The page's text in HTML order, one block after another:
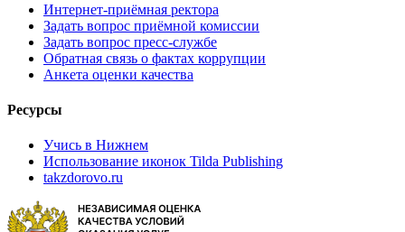
Интернет-приёмная ректора
Задать вопрос приёмной комиссии
Задать вопрос пресс-службе
Обратная связь о фактах коррупции
Анкета оценки качества
Ресурсы
Учись в Нижнем
Использование иконок Tilda Publishing
takzdorovo.ru